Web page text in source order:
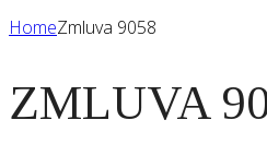
HomeZmluva 9058
ZMLUVA